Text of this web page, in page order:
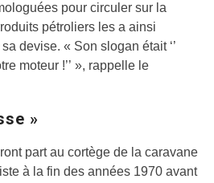
pour circuler sur la
pétroliers les a ainsi
devise. « Son slogan était ‘’
moteur !’’ », rappelle le
»
part au cortège de la caravane
à la fin des années 1970 avant